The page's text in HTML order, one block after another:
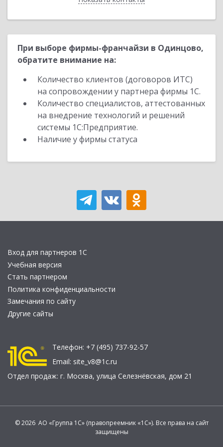
При выборе фирмы-франчайзи в Одинцово,
обратите внимание на:
Количество клиентов (договоров ИТС)
на сопровождении у партнера фирмы 1С.
Количество специалистов, аттестованных
на внедрение технологий и решений
системы 1С:Предприятие.
Наличие у фирмы статуса
Вход для партнеров 1С
Учебная версия
Стать партнером
Политика конфиденциальности
Замечания по сайту
Другие сайты
Телефон: +7 (495) 737-92-57
Email: site_v8@1c.ru
Отдел продаж: г. Москва, улица Селезнёвская, дом 21
© 2026 АО «Группа 1С» (правопреемник «1С»). Все права на сайт
защищены